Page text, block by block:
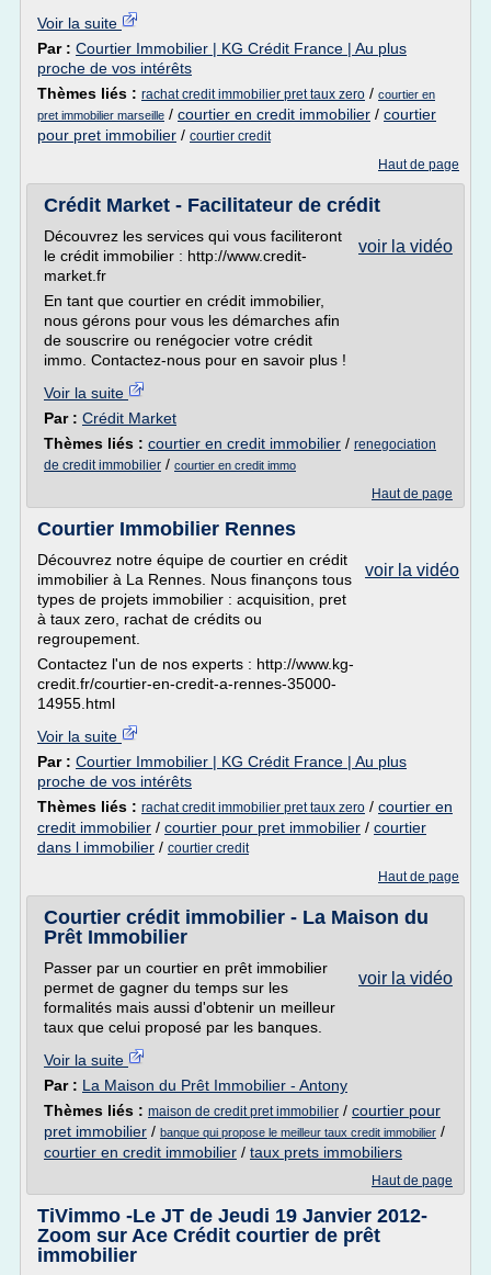
Voir la suite
Par : Courtier Immobilier | KG Crédit France | Au plus
proche de vos intérêts
Thèmes liés : rachat credit immobilier pret taux zero / courtier en
pret immobilier marseille / courtier en credit immobilier / courtier
pour pret immobilier / courtier credit
Haut de page
Crédit Market - Facilitateur de crédit
voir la vidéo
Découvrez les services qui vous faciliteront
le crédit immobilier : http://www.credit-
market.fr
En tant que courtier en crédit immobilier,
nous gérons pour vous les démarches afin
de souscrire ou renégocier votre crédit
immo. Contactez-nous pour en savoir plus !
Voir la suite
Par : Crédit Market
Thèmes liés : courtier en credit immobilier / renegociation
de credit immobilier / courtier en credit immo
Haut de page
Courtier Immobilier Rennes
voir la vidéo
Découvrez notre équipe de courtier en crédit
immobilier à La Rennes. Nous finançons tous
types de projets immobilier : acquisition, pret
à taux zero, rachat de crédits ou
regroupement.
Contactez l'un de nos experts : http://www.kg-
credit.fr/courtier-en-credit-a-rennes-35000-
14955.html
Voir la suite
Par : Courtier Immobilier | KG Crédit France | Au plus
proche de vos intérêts
Thèmes liés : rachat credit immobilier pret taux zero / courtier en
credit immobilier / courtier pour pret immobilier / courtier
dans l immobilier / courtier credit
Haut de page
Courtier crédit immobilier - La Maison du
Prêt Immobilier
voir la vidéo
Passer par un courtier en prêt immobilier
permet de gagner du temps sur les
formalités mais aussi d'obtenir un meilleur
taux que celui proposé par les banques.
Voir la suite
Par : La Maison du Prêt Immobilier - Antony
Thèmes liés : maison de credit pret immobilier / courtier pour
pret immobilier / banque qui propose le meilleur taux credit immobilier /
courtier en credit immobilier / taux prets immobiliers
Haut de page
TiVimmo -Le JT de Jeudi 19 Janvier 2012-
Zoom sur Ace Crédit courtier de prêt
immobilier